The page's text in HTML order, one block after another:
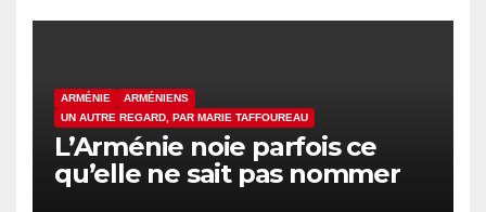
ARMÉNIE
ARMÉNIENS
UN AUTRE REGARD, PAR MARIE TAFFOUREAU
L’Arménie noie parfois ce
qu’elle ne sait pas nommer